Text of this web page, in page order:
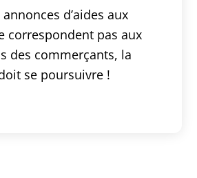
d’aides aux
correspondent pas aux
des commerçants, la
se poursuivre !